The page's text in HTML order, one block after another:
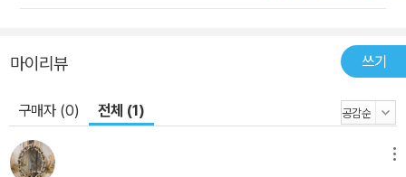
흐지부지 될 뻔한 살인사건에서 전 국민적 관심을 끈 살인사건으로
기자의 하나의 기사가 있었다. 이 한 기자가 일으킨 놀라운 이야기는
지, 그 과정에서 우리가 생각해볼 점은 무엇인지 말한다. ‘그림 슬리
퍼’ 사건을 멀리 미국 로스앤젤레스의 이야기로만 느낄 수도 있다. 하
지만 동시에, 이 사건은 공정하고 투명해야 할 범죄 수사과정에 대한
마이리뷰 쓰기
구매자 (0) 전체 (1)